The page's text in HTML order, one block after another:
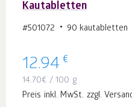
Kautabletten
#501072 90 kautabletten
12.94 €
14.70€ / 100 g
Preis inkl. MwSt. zzgl.